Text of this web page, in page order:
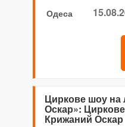
Одеса
Циркове шоу на
Оскар»:
Крижаний Оскар